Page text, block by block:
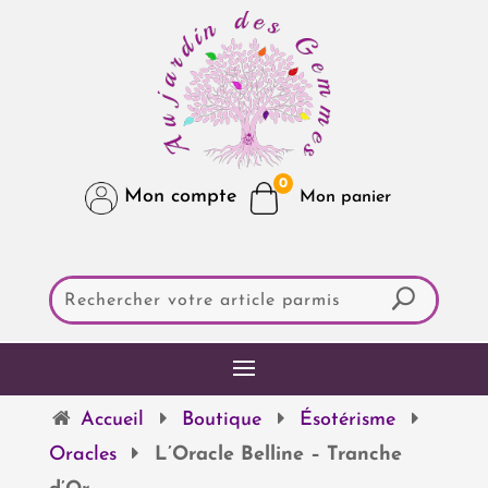
Mon compte
0
Accueil Boutique
Ésotérisme
Oracles
L’Oracle Belline – Tranche